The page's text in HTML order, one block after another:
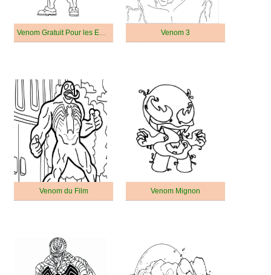
Venom Gratuit Pour les Enfants Venom 3
Venom du Film Venom Mignon